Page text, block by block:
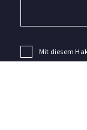
Mit diesem